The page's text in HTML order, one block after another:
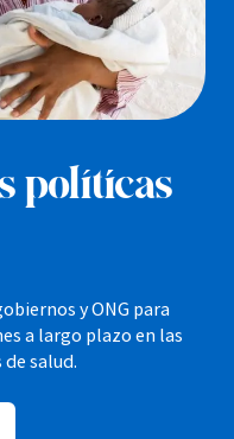
políticas
y ONG para
a largo plazo en las
salud.